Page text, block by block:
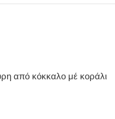
από κόκκαλο μέ κοράλι